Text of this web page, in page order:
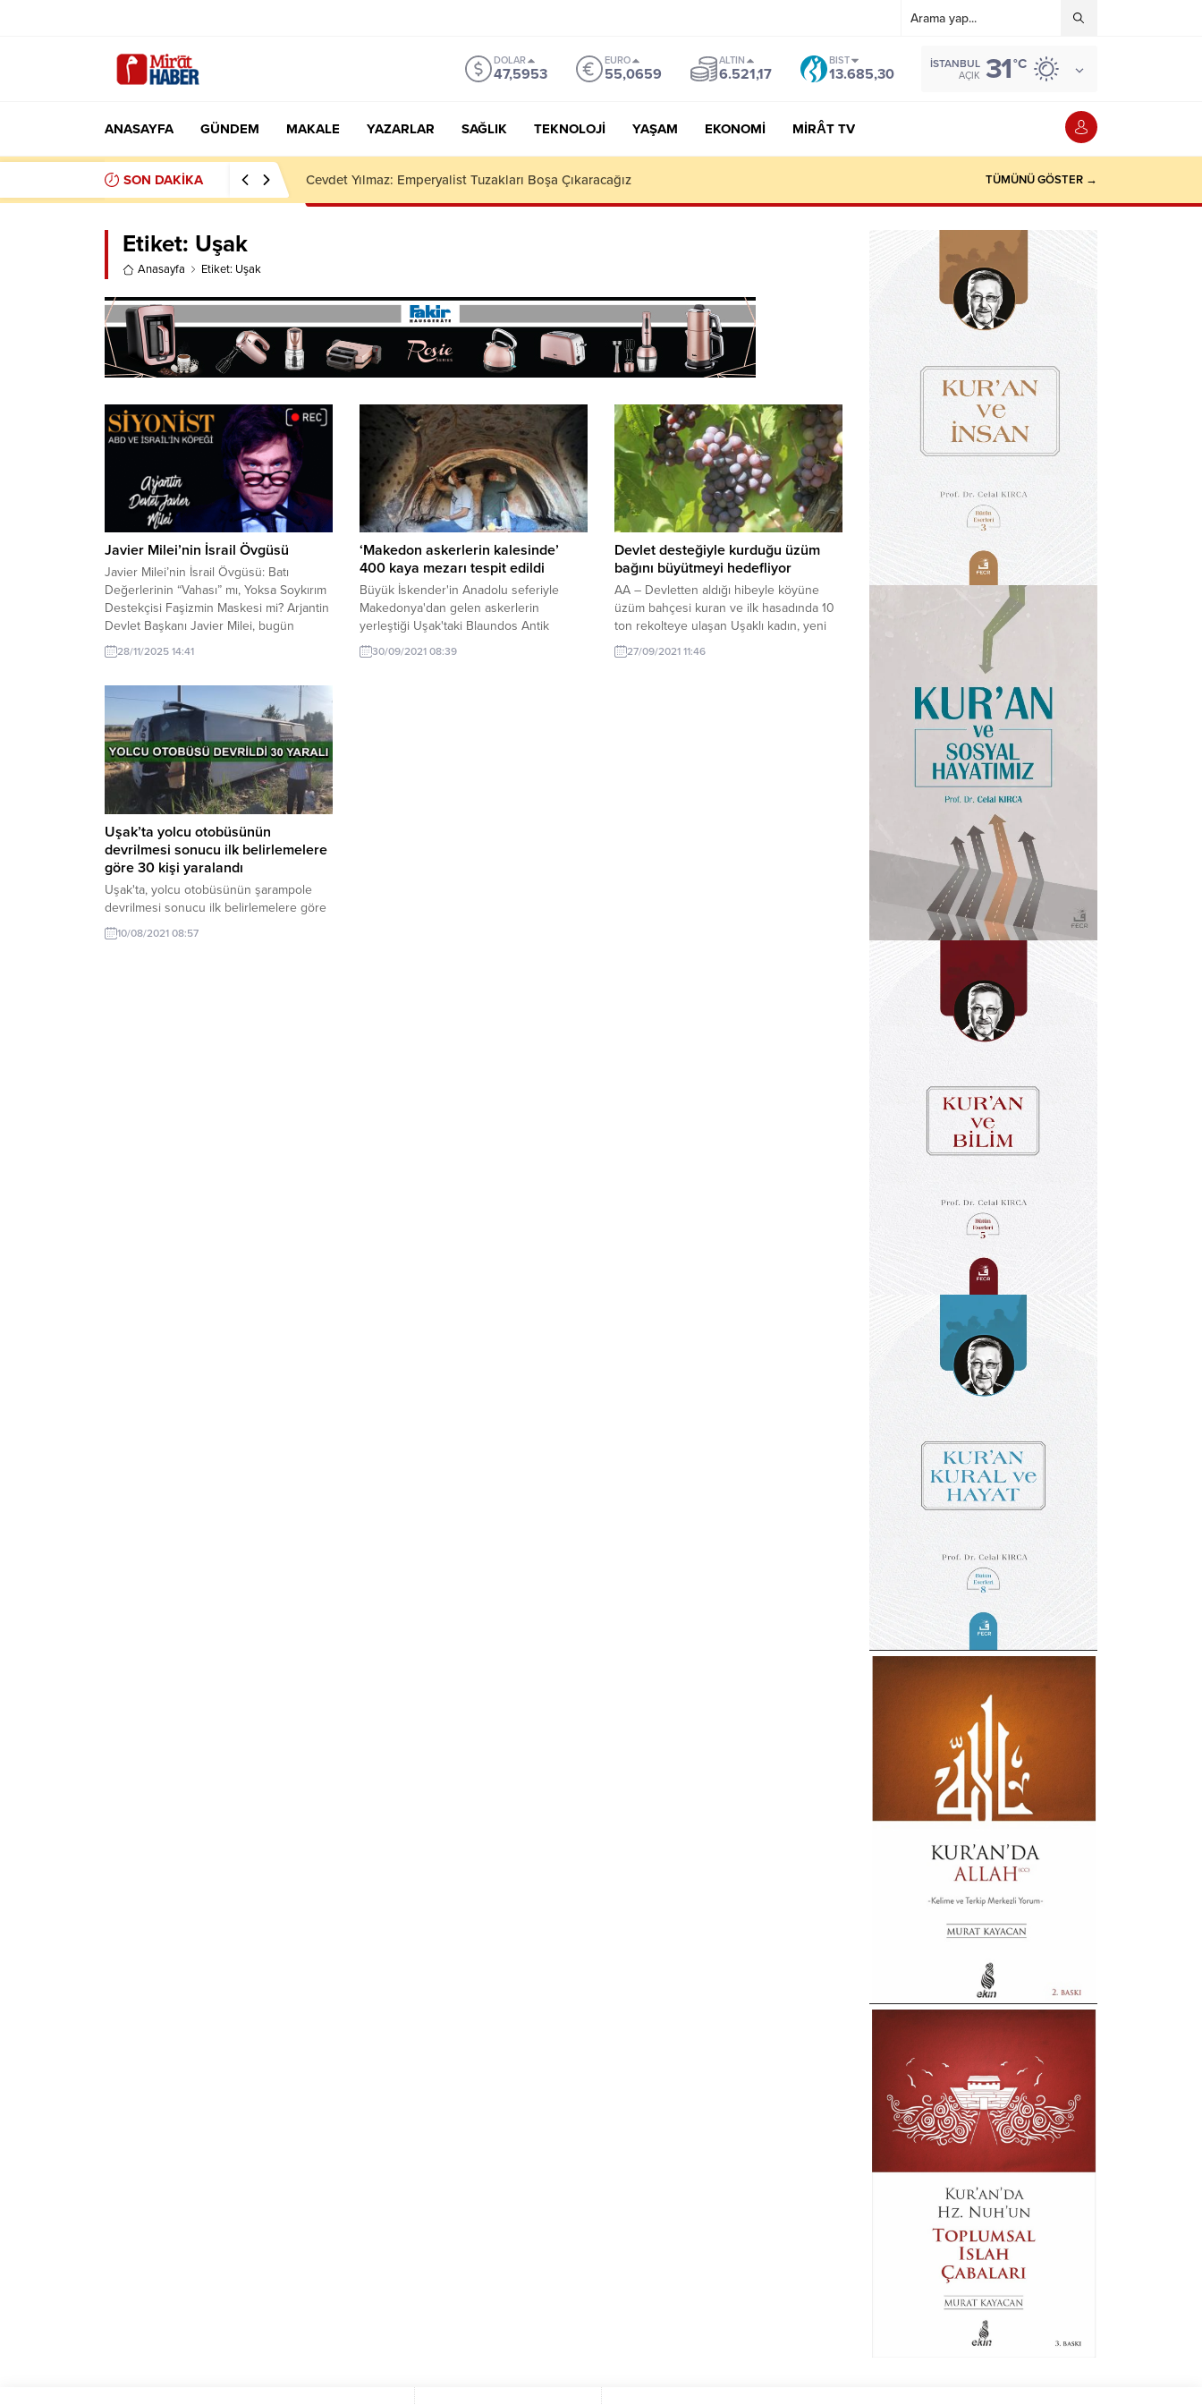
DOLAR
47,5953
EURO
55,0659
ALTIN
6.521,17
BIST
13.685,30
İSTANBUL
AÇIK 31°C
ANASAYFA GÜNDEM MAKALE YAZARLAR SAĞLIK TEKNOLOJI YAŞAM EKONOMI MIRÂT TV
SON DAKİKA Gamze Özçelik 8 Yıl Sonra Setlere Döndü: Afrika’da Türk Mühendisi Canlandıracak TÜMÜNÜ GÖSTER →
Etiket: Uşak
Anasayfa Etiket: Uşak
Javier Milei’nin İsrail Övgüsü
Javier Milei’nin İsrail Övgüsü: Batı
Değerlerinin “Vahası” mı, Yoksa Soykırım
Destekçisi Faşizmin Maskesi mi? Arjantin
Devlet Başkanı Javier Milei, bugün
yaptığı konuşmada İsrail’i “Batı’yı
muhteşem yapan değerlerin köklü bir
yılda bir “çöl”den refah vahasına
dönüştüğünü savundu. Milei, “İsrail’i
desteklemek, terk ettiğimiz ilkeleri
desteklemek anlamına gelir”...
28/11/2025 14:41
‘Makedon askerlerin kalesinde’
400 kaya mezarı tespit edildi
Büyük İskender'in Anadolu seferiyle
Makedonya'dan gelen askerlerin
yerleştiği Uşak'taki Blaundos Antik
Kenti'nde bulunan yaklaşık 1800 yıllık
kaya mezarlarının ziyarete açılması için
30/09/2021 08:39
Devlet desteğiyle kurduğu üzüm
bağını büyütmeyi hedefliyor
AA – Devletten aldığı hibeyle köyüne
üzüm bahçesi kuran ve ilk hasadında 10
ton rekolteye ulaşan Uşaklı kadın, yeni
yatırımlarla üretimini 100 dekar alana
çıkarmayı hedefliyor. Sivaslı ilçesine bağlı
27/09/2021 11:46
Uşak’ta yolcu otobüsünün
devrilmesi sonucu ilk belirlemelere
göre 30 kişi yaralandı
Uşak'ta, yolcu otobüsünün şarampole
devrilmesi sonucu ilk belirlemelere göre
30 kişi yaralandı.
10/08/2021 08:57